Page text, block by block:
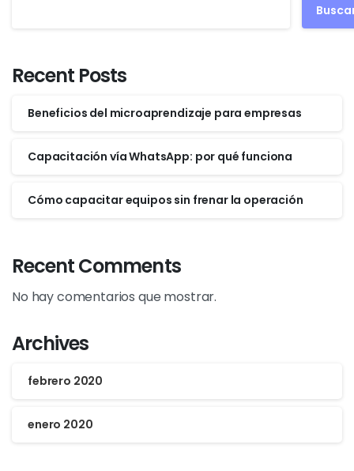
Recent Posts
Beneficios del microaprendizaje para empresas
Capacitación vía WhatsApp: por qué funciona
Cómo capacitar equipos sin frenar la operación
Recent Comments
No hay comentarios que mostrar.
Archives
febrero 2020
enero 2020